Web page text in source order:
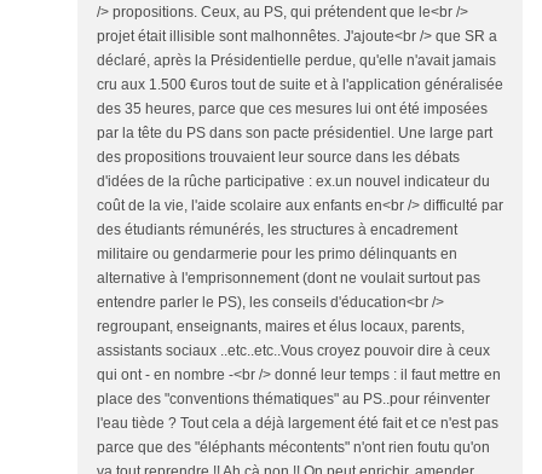
/> propositions. Ceux, au PS, qui prétendent que le<br />
projet était illisible sont malhonnêtes. J'ajoute<br /> que SR a
déclaré, après la Présidentielle perdue, qu'elle n'avait jamais
cru aux 1.500 €uros tout de suite et à l'application généralisée
des 35 heures, parce que ces mesures lui ont été imposées
par la tête du PS dans son pacte présidentiel. Une large part
des propositions trouvaient leur source dans les débats
d'idées de la rûche participative : ex.un nouvel indicateur du
coût de la vie, l'aide scolaire aux enfants en<br /> difficulté par
des étudiants rémunérés, les structures à encadrement
militaire ou gendarmerie pour les primo délinquants en
alternative à l'emprisonnement (dont ne voulait surtout pas
entendre parler le PS), les conseils d'éducation<br />
regroupant, enseignants, maires et élus locaux, parents,
assistants sociaux ..etc..etc..Vous croyez pouvoir dire à ceux
qui ont - en nombre -<br /> donné leur temps : il faut mettre en
place des "conventions thématiques" au PS..pour réinventer
l'eau tiède ? Tout cela a déjà largement été fait et ce n'est pas
parce que des "éléphants mécontents" n'ont rien foutu qu'on